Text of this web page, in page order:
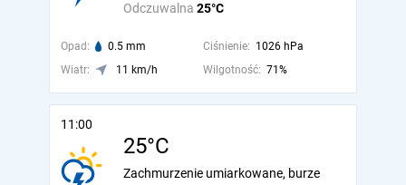
Odczuwalna 25°C
Opad: 0.5 mm Ciśnienie: 1026 hPa
Wiatr:
11 km/h Wilgotność: 71%
11:00
25°C
Zachmurzenie umiarkowane, burze